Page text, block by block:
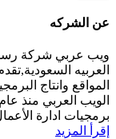
عن الشركه
ويب عربي شركة
العربيه
المواقع وانتاج
برمجيات ادارة
إقرأ المزيد